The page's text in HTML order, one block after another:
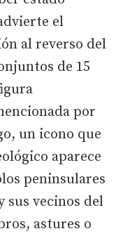
el
al reverso del
de 15
por
un icono que
aparece
peninsulares
sus vecinos del
astures o